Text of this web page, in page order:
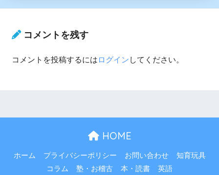
コメントを残す
コメントを投稿するには ログイン してください。
HOME
ホーム プライバシーポリシー お問い合わせ
知育玩具
コラム
塾・お稽古 本・読書 英語